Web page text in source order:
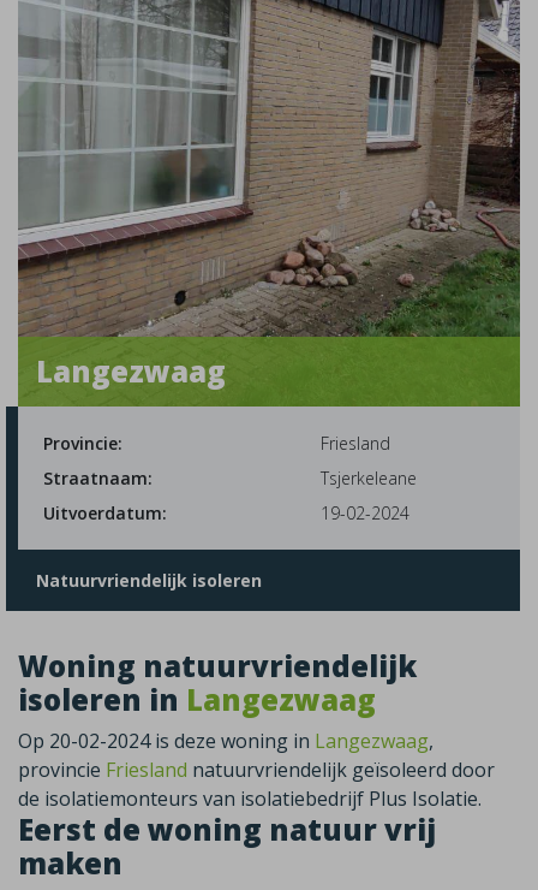
Langezwaag
Provincie:
Friesland
Straatnaam:
Tsjerkeleane
Uitvoerdatum:
19-02-2024
Natuurvriendelijk isoleren
Woning natuurvriendelijk
isoleren in Langezwaag
Op 20-02-2024 is deze woning in Langezwaag,
provincie Friesland natuurvriendelijk geïsoleerd door
de isolatiemonteurs van isolatiebedrijf Plus Isolatie.
Eerst de woning natuur vrij
maken